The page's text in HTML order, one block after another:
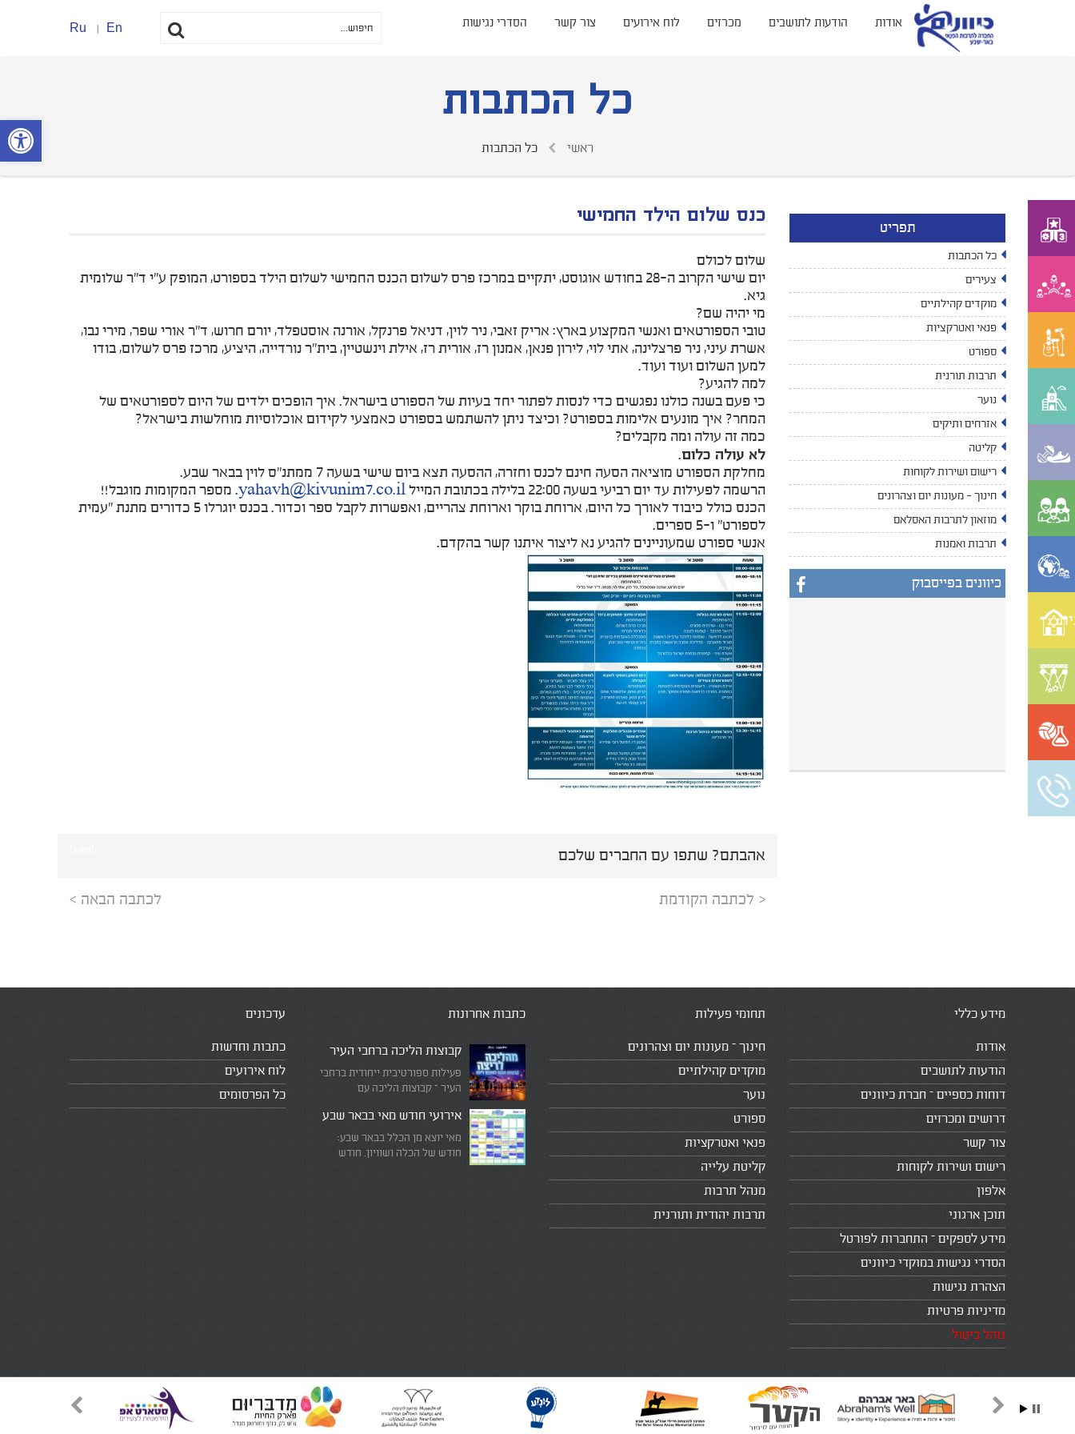
פתח סרגל
אודות הודעות לתושבים מכרזים לוח אירועים צור קשר הסדרי נגישות En
Ru
כל הכתבות
ראשי כל הכתבות
תפריט
כל הכתבות
צעירים
מוקדים קהילתיים
פנאי ואטרקציות
ספורט
תרבות תורנית
נוער
אזרחים ותיקים
קליטה
רישום ושירות לקוחות
חינוך - מעונות יום וצהרונים
מוזאון לתרבות האסלאם
תרבות ואמנות
כיוונים בפייסבוק
כנס שלום הילד החמישי
שלום לכולם
יום שישי הקרוב ה-28 בחודש אוגוסט, יתקיים במרכז פרס לשלום הכנס החמישי לשלום הילד בספורט, המופק ע"י ד"ר שלומית
גיא.
מי יהיה שם?
טובי הספורטאים ואנשי המקצוע בארץ: אריק זאבי, ניר לוין, דניאל פרנקל, אורנה אוסטפלד, יורם חרוש, ד"ר אורי שפר, מירי נבו,
אשרת עיני, ניר פרצלינה, אתי לוי, לירון פנאן, אמנון רז, אורית רז, אילת וינשטיין, בית"ר נורדייה, היציע, מרכז פרס לשלום, בודו
למען השלום ועוד ועוד.
למה להגיע?
כי פעם בשנה כולנו נפגשים כדי לנסות לפתור יחד בעיות של הספורט בישראל. איך הופכים ילדים של היום לספורטאים של
המחר? איך מונעים אלימות בספורט? וכיצד ניתן להשתמש בספורט כאמצעי לקידום אוכלוסיות מוחלשות בישראל?
כמה זה עולה ומה מקבלים?
לא עולה כלום.
מחלקת הספורט מוציאה הסעה חינם לכנס וחזרה, ההסעה תצא ביום שישי בשעה 7 ממתנ"ס לוין בבאר שבע.
הרשמה לפעילות עד יום רביעי בשעה 22:00 בלילה בכתובת המייל
yahavh@kivunim7.co.il. מספר המקומות מוגבל!!
הכנס כולל כיבוד לאורך כל היום, ארוחת בוקר וארוחת צהריים, ואפשרות לקבל ספר וכדור. בכנס יוגרלו 5 כדורים מתנת "עמית
לספורט" ו-5 ספרים.
אנשי ספורט שמעוניינים להגיע נא ליצור איתנו קשר בהקדם.
אהבתם? שתפו עם החברים שלכם
< לכתבה הקודמת לכתבה הבאה >
מידע כללי
אודות
הודעות לתושבים
דוחות כספיים – חברת כיוונים
דרושים ומכרזים
צור קשר
רישום ושירות לקוחות
אלפון
תוכן ארגוני
מידע לספקים – התחברות לפורטל
הסדרי נגישות במוקדי כיוונים
הצהרת נגישות
מדיניות פרטיות
נוהל ביטול
תחומי פעילות
חינוך – מעונות יום וצהרונים
מוקדים קהילתיים
נוער
ספורט
פנאי ואטרקציות
קליטת עלייה
מנהל תרבות
תרבות יהודית ותורנית
כתבות אחרונות
קבוצות הליכה ברחבי העיר
פעילות ספורטיבית ייחודית ברחבי
העיר – קבוצות הליכה עם
אירועי חודש מאי בבאר שבע
מאי יוצא מן הכלל בבאר שבע:
חודש של הכלה ושוויון. חודש
עדכונים
כתבות וחדשות
לוח אירועים
כל הפרסומים